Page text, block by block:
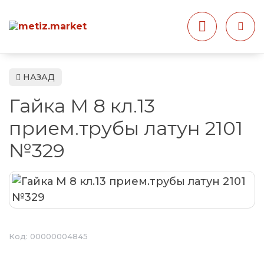
НАЗАД
Гайка М 8 кл.13
прием.трубы латун 2101
№329
Код: 00000004845